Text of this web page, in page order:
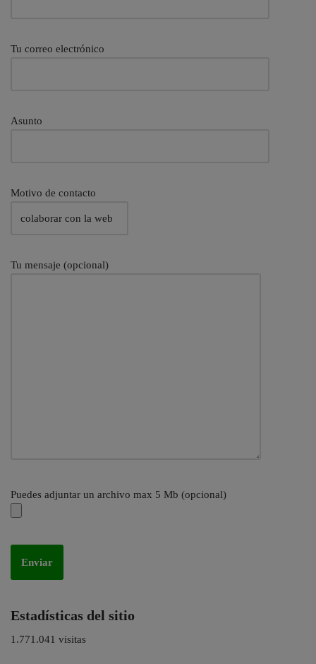
Tu correo electrónico
Asunto
Motivo de contacto
Tu mensaje (opcional)
Puedes adjuntar un archivo max 5 Mb (opcional)
Estadísticas del sitio
1.771.041 visitas